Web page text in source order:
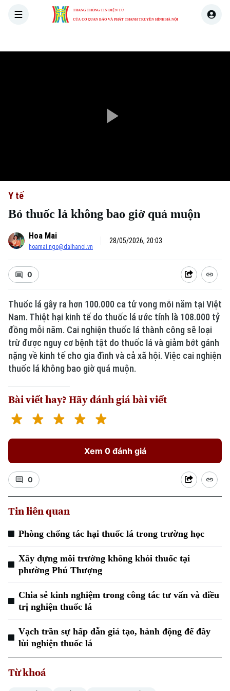
TRANG THÔNG TIN ĐIỆN TỬ
CỦA CƠ QUAN BÁO VÀ PHÁT THANH TRUYỀN HÌNH HÀ NỘI
Y tế
Bỏ thuốc lá không bao giờ quá muộn
Hoa Mai
hoamai.ngo@daihanoi.vn
28/05/2026, 20:03
0
Thuốc lá gây ra hơn 100.000 ca tử vong mỗi năm tại Việt
Nam. Thiệt hại kinh tế do thuốc lá ước tính là 108.000 tỷ
đồng mỗi năm. Cai nghiện thuốc lá thành công sẽ loại
trừ được nguy cơ bệnh tật do thuốc lá và giảm bớt gánh
nặng về kinh tế cho gia đình và cả xã hội. Việc cai nghiện
thuốc lá không bao giờ quá muộn.
Bài viết hay? Hãy đánh giá bài viết
Xem 0 đánh giá
0
Tin liên quan
Phòng chống tác hại thuốc lá trong trường học
Xây dựng môi trường không khói thuốc tại
phường Phú Thượng
Chia sẻ kinh nghiệm trong công tác tư vấn và điều
trị nghiện thuốc lá
Vạch trần sự hấp dẫn giả tạo, hành động để đầy
lùi nghiện thuốc lá
Từ khoá